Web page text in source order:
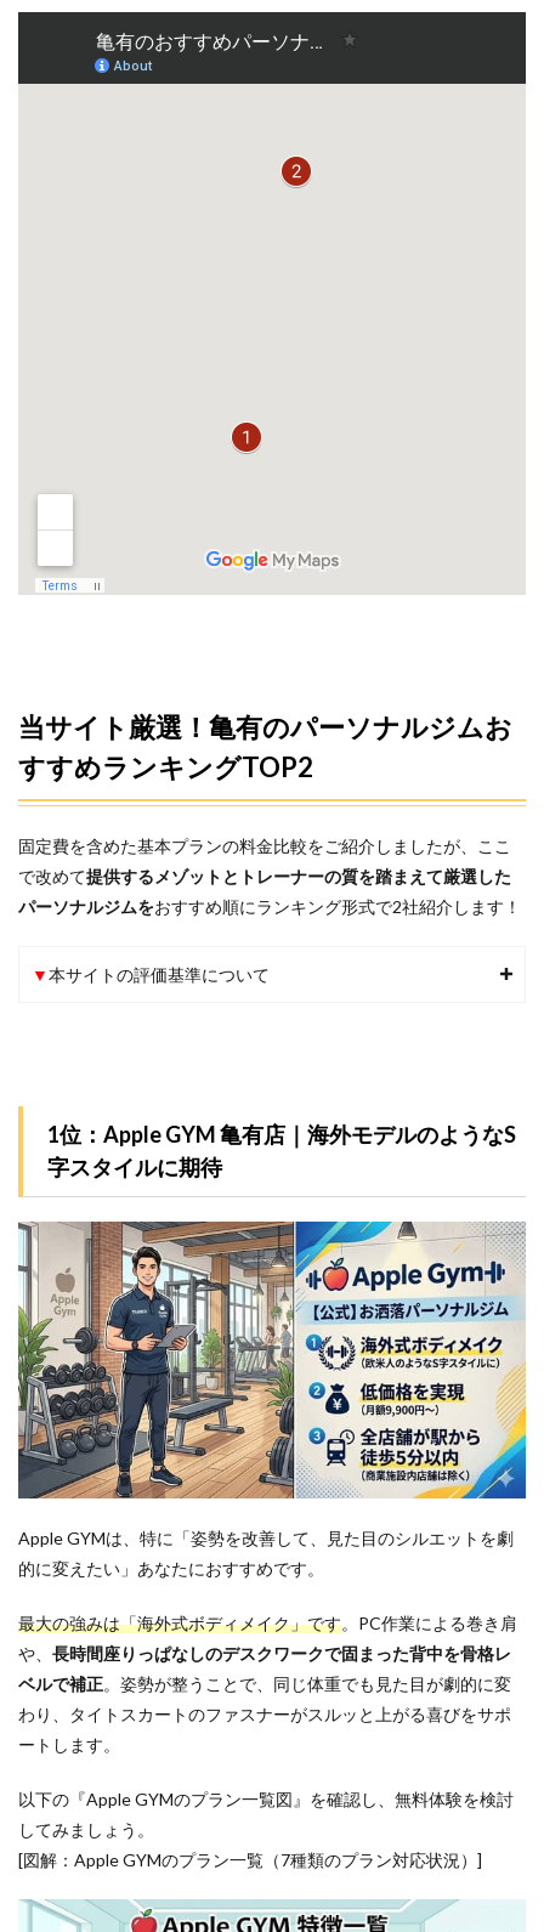
当サイト厳選！亀有のパーソナルジムお
すすめランキングTOP2
固定費を含めた基本プランの料金比較をご紹介しましたが、ここ
で改めて提供するメゾットとトレーナーの質を踏まえて厳選した
パーソナルジムをおすすめ順にランキング形式で2社紹介します！
▼本サイトの評価基準について
1位：Apple GYM 亀有店｜海外モデルのようなS
字スタイルに期待
Apple GYMは、特に「姿勢を改善して、見た目のシルエットを劇
的に変えたい」あなたにおすすめです。
最大の強みは「海外式ボディメイク」です。PC作業による巻き肩
や、 長時間座りっぱなしのデスクワークで固まった背中を骨格レ
ベルで補正。姿勢が整うことで、同じ体重でも見た目が劇的に変
わり、タイトスカートのファスナーがスルッと上がる喜びをサポ
ートします。
以下の『Apple GYMのプラン一覧図』を確認し、無料体験を検討
してみましょう。
[図解：Apple GYMのプラン一覧（7種類のプラン対応状況）]